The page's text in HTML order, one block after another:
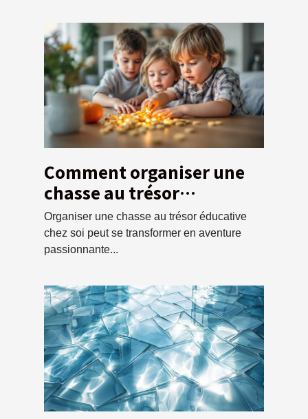
Comment organiser une
chasse au trésor
éducative pour enfants à
la maison
Organiser une chasse au trésor éducative
chez soi peut se transformer en aventure
passionnante...